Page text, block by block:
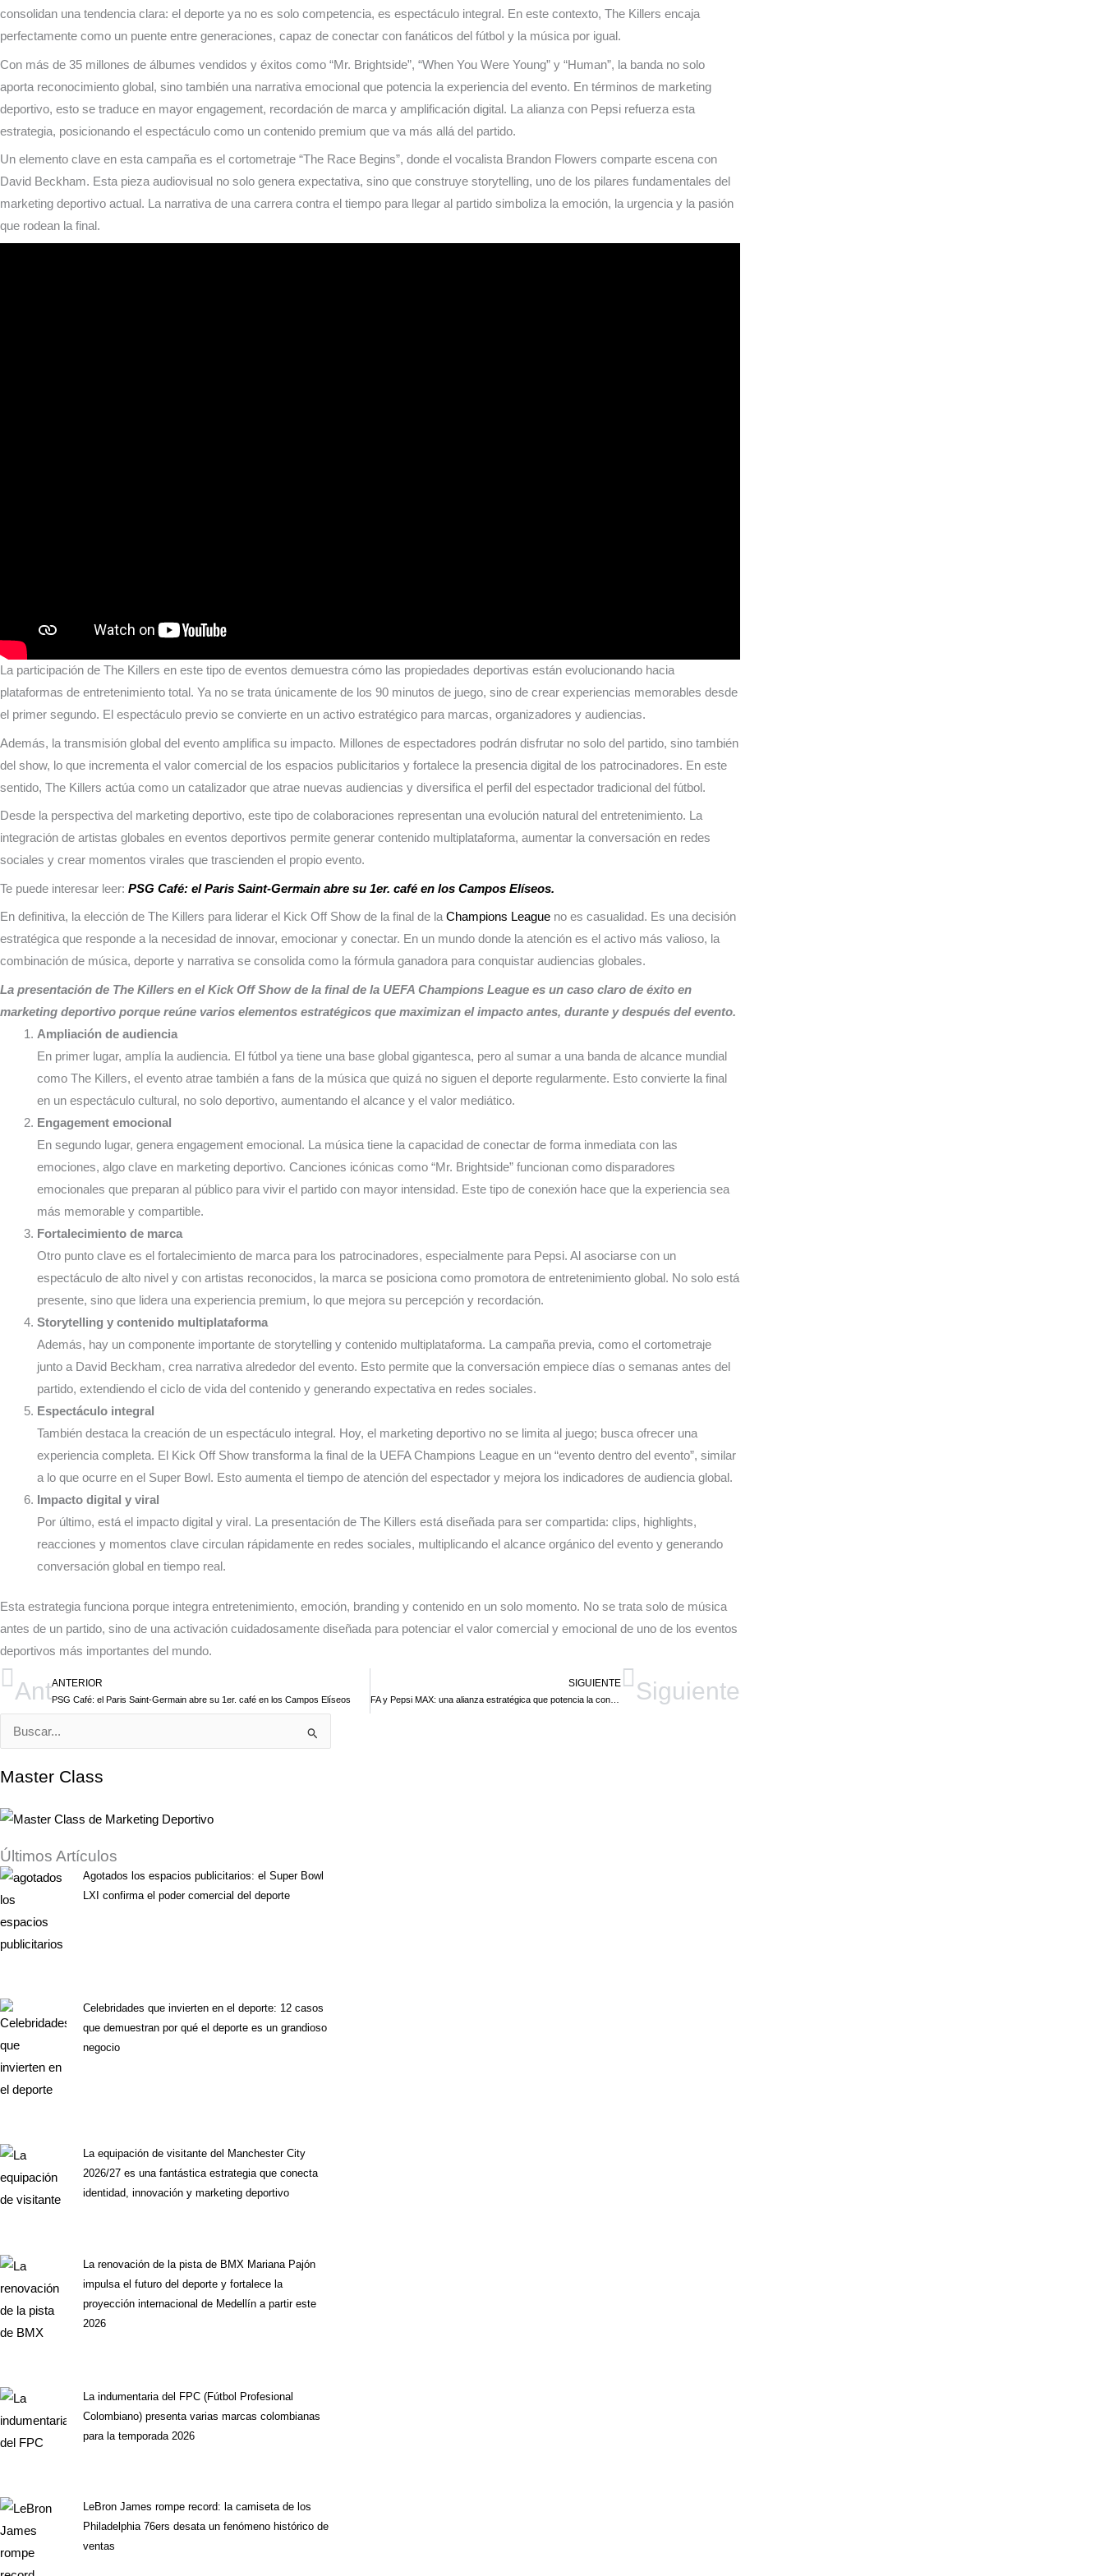
consolidan una tendencia clara: el deporte ya no es solo competencia, es espectáculo integral. En este contexto, The Killers encaja
perfectamente como un puente entre generaciones, capaz de conectar con fanáticos del fútbol y la música por igual.
Con más de 35 millones de álbumes vendidos y éxitos como “Mr. Brightside”, “When You Were Young” y “Human”, la banda no solo
aporta reconocimiento global, sino también una narrativa emocional que potencia la experiencia del evento. En términos de marketing
deportivo, esto se traduce en mayor engagement, recordación de marca y amplificación digital. La alianza con Pepsi refuerza esta
estrategia, posicionando el espectáculo como un contenido premium que va más allá del partido.
Un elemento clave en esta campaña es el cortometraje “The Race Begins”, donde el vocalista Brandon Flowers comparte escena con
David Beckham. Esta pieza audiovisual no solo genera expectativa, sino que construye storytelling, uno de los pilares fundamentales del
marketing deportivo actual. La narrativa de una carrera contra el tiempo para llegar al partido simboliza la emoción, la urgencia y la pasión
que rodean la final.
La participación de The Killers en este tipo de eventos demuestra cómo las propiedades deportivas están evolucionando hacia
plataformas de entretenimiento total. Ya no se trata únicamente de los 90 minutos de juego, sino de crear experiencias memorables desde
el primer segundo. El espectáculo previo se convierte en un activo estratégico para marcas, organizadores y audiencias.
Además, la transmisión global del evento amplifica su impacto. Millones de espectadores podrán disfrutar no solo del partido, sino también
del show, lo que incrementa el valor comercial de los espacios publicitarios y fortalece la presencia digital de los patrocinadores. En este
sentido, The Killers actúa como un catalizador que atrae nuevas audiencias y diversifica el perfil del espectador tradicional del fútbol.
Desde la perspectiva del marketing deportivo, este tipo de colaboraciones representan una evolución natural del entretenimiento. La
integración de artistas globales en eventos deportivos permite generar contenido multiplataforma, aumentar la conversación en redes
sociales y crear momentos virales que trascienden el propio evento.
Te puede interesar leer: PSG Café: el Paris Saint-Germain abre su 1er. café en los Campos Elíseos.
En definitiva, la elección de The Killers para liderar el Kick Off Show de la final de la Champions League no es casualidad. Es una decisión
estratégica que responde a la necesidad de innovar, emocionar y conectar. En un mundo donde la atención es el activo más valioso, la
combinación de música, deporte y narrativa se consolida como la fórmula ganadora para conquistar audiencias globales.
La presentación de The Killers en el Kick Off Show de la final de la UEFA Champions League es un caso claro de éxito en
marketing deportivo porque reúne varios elementos estratégicos que maximizan el impacto antes, durante y después del evento.
Ampliación de audiencia
En primer lugar, amplía la audiencia. El fútbol ya tiene una base global gigantesca, pero al sumar a una banda de alcance mundial
como The Killers, el evento atrae también a fans de la música que quizá no siguen el deporte regularmente. Esto convierte la final
en un espectáculo cultural, no solo deportivo, aumentando el alcance y el valor mediático.
Engagement emocional
En segundo lugar, genera engagement emocional. La música tiene la capacidad de conectar de forma inmediata con las
emociones, algo clave en marketing deportivo. Canciones icónicas como “Mr. Brightside” funcionan como disparadores
emocionales que preparan al público para vivir el partido con mayor intensidad. Este tipo de conexión hace que la experiencia sea
más memorable y compartible.
Fortalecimiento de marca
Otro punto clave es el fortalecimiento de marca para los patrocinadores, especialmente para Pepsi. Al asociarse con un
espectáculo de alto nivel y con artistas reconocidos, la marca se posiciona como promotora de entretenimiento global. No solo está
presente, sino que lidera una experiencia premium, lo que mejora su percepción y recordación.
Storytelling y contenido multiplataforma
Además, hay un componente importante de storytelling y contenido multiplataforma. La campaña previa, como el cortometraje
junto a David Beckham, crea narrativa alrededor del evento. Esto permite que la conversación empiece días o semanas antes del
partido, extendiendo el ciclo de vida del contenido y generando expectativa en redes sociales.
Espectáculo integral
También destaca la creación de un espectáculo integral. Hoy, el marketing deportivo no se limita al juego; busca ofrecer una
experiencia completa. El Kick Off Show transforma la final de la UEFA Champions League en un “evento dentro del evento”, similar
a lo que ocurre en el Super Bowl. Esto aumenta el tiempo de atención del espectador y mejora los indicadores de audiencia global.
Impacto digital y viral
Por último, está el impacto digital y viral. La presentación de The Killers está diseñada para ser compartida: clips, highlights,
reacciones y momentos clave circulan rápidamente en redes sociales, multiplicando el alcance orgánico del evento y generando
conversación global en tiempo real.
Esta estrategia funciona porque integra entretenimiento, emoción, branding y contenido en un solo momento. No se trata solo de música
antes de un partido, sino de una activación cuidadosamente diseñada para potenciar el valor comercial y emocional de uno de los eventos
deportivos más importantes del mundo.
AntANTERIOR
PSG Café: el Paris Saint-Germain abre su 1er. café en los Campos Elíseos
SIGUIENTE
FA y Pepsi MAX: una alianza estratégica que potencia la conexión con los aficionados en el fútbol inglés en este 2026 Siguiente
Buscar
Master Class
Últimos Artículos
Agotados los espacios publicitarios: el Super Bowl
LXI confirma el poder comercial del deporte
Celebridades que invierten en el deporte: 12 casos
que demuestran por qué el deporte es un grandioso
negocio
La equipación de visitante del Manchester City
2026/27 es una fantástica estrategia que conecta
identidad, innovación y marketing deportivo
La renovación de la pista de BMX Mariana Pajón
impulsa el futuro del deporte y fortalece la
proyección internacional de Medellín a partir este
2026
La indumentaria del FPC (Fútbol Profesional
Colombiano) presenta varias marcas colombianas
para la temporada 2026
LeBron James rompe record: la camiseta de los
Philadelphia 76ers desata un fenómeno histórico de
ventas